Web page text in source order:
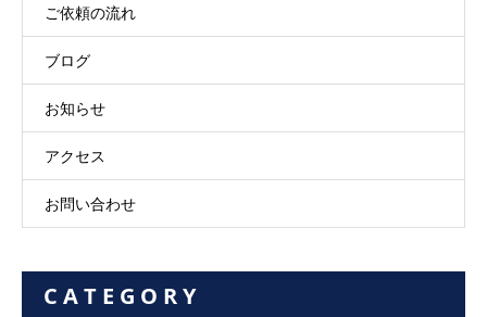
ご依頼の流れ
ブログ
お知らせ
アクセス
お問い合わせ
C A T E G O R Y